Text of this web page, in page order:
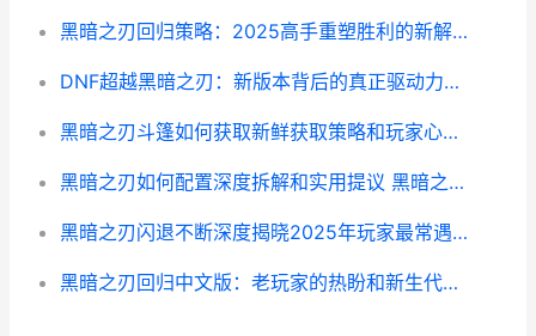
黑暗之刃回归策略：2025高手重塑胜利的新解读 黑暗之刃回归能玩的版本
DNF超越黑暗之刃：新版本背后的真正驱动力和玩家选择的迷思 dnf超越者
黑暗之刃斗篷如何获取新鲜获取策略和玩家心声集合 黑暗之刃套装
黑暗之刃如何配置深度拆解和实用提议 黑暗之刃怎么买装备
黑暗之刃闪退不断深度揭晓2025年玩家最常遇到的异常和化解实录 黑暗之刃闪退不能玩了
黑暗之刃回归中文版：老玩家的热盼和新生代的狂欢 黑暗之刃回归中文破解版